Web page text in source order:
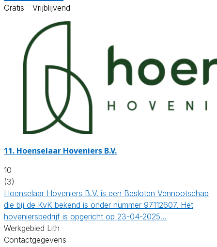
Gratis - Vrijblijvend
11. Hoenselaar Hoveniers B.V.
10
(3)
Hoenselaar Hoveniers B.V. is een Besloten Vennootschap
die bij de KvK bekend is onder nummer 97112607. Het
hoveniersbedrijf is opgericht op 23-04-2025…
Werkgebied Lith
Contactgegevens